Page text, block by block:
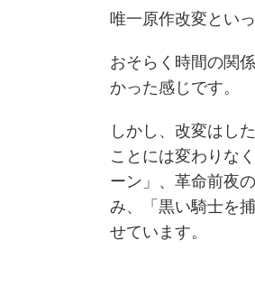
唯一原作改変とい
おそらく時間の関
かった感じです。
しかし、改変はし
ことには変わりな
ーン」、革命前夜
み、「黒い騎士を
せています。